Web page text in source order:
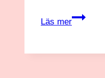
Läs mer
FN:s